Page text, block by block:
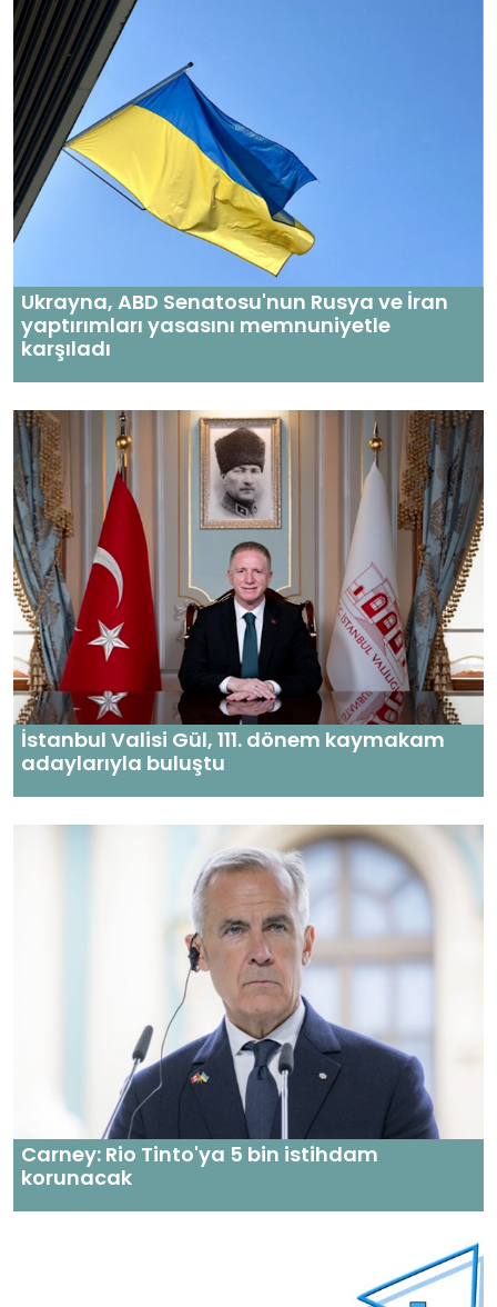
Ukrayna, ABD Senatosu'nun Rusya ve İran
yaptırımları yasasını memnuniyetle
karşıladı
İstanbul Valisi Gül, 111. dönem kaymakam
adaylarıyla buluştu
Carney: Rio Tinto'ya 5 bin istihdam
korunacak